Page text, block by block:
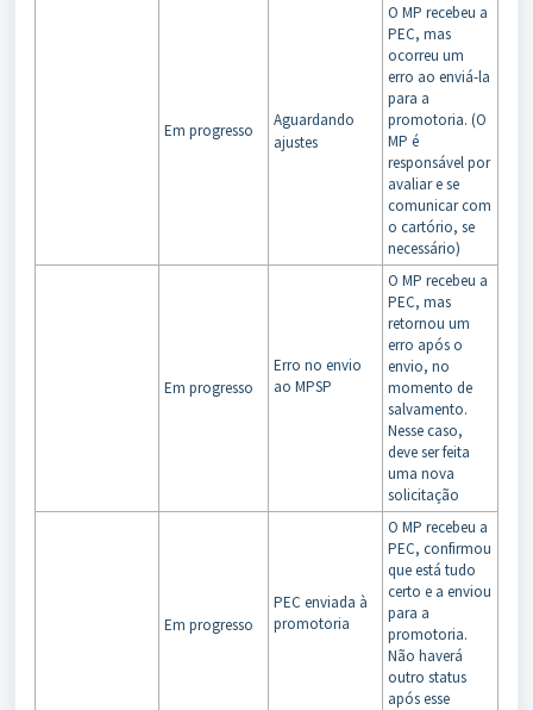
Em progresso
Aguardando
ajustes
O MP recebeu a
PEC, mas
ocorreu um
erro ao enviá-la
para a
promotoria. (O
MP é
responsável por
avaliar e se
comunicar com
o cartório, se
necessário)
Em progresso
Erro no envio
ao MPSP
O MP recebeu a
PEC, mas
retornou um
erro após o
envio, no
momento de
salvamento.
Nesse caso,
deve ser feita
uma nova
solicitação
Em progresso
PEC enviada à
promotoria
O MP recebeu a
PEC, confirmou
que está tudo
certo e a enviou
para a
promotoria.
Não haverá
outro status
após esse